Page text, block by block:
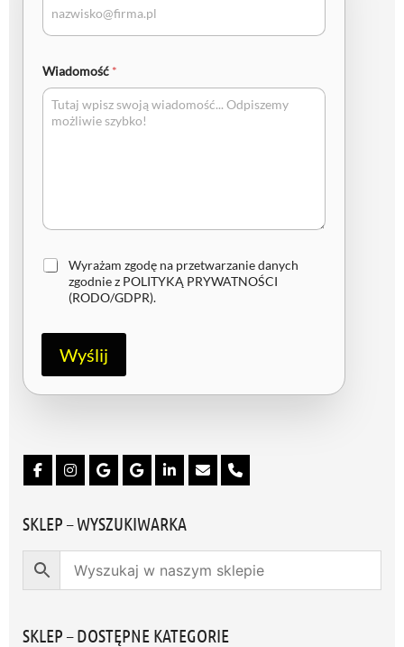
Wiadomość *
Z
Wyrażam zgodę na przetwarzanie danych
zgodnie z POLITYKĄ PRYWATNOŚCI
(RODO/GDPR).
Wyślij
SKLEP – WYSZUKIWARKA
SKLEP – DOSTĘPNE KATEGORIE